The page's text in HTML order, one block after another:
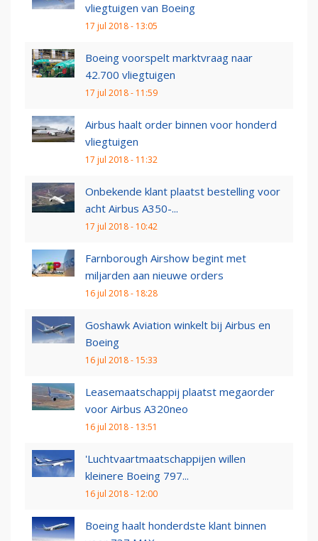
vliegtuigen van Boeing
17 jul 2018 - 13:05
Boeing voorspelt marktvraag naar
42.700 vliegtuigen
17 jul 2018 - 11:59
Airbus haalt order binnen voor honderd
vliegtuigen
17 jul 2018 - 11:32
Onbekende klant plaatst bestelling voor
acht Airbus A350-...
17 jul 2018 - 10:42
Farnborough Airshow begint met
miljarden aan nieuwe orders
16 jul 2018 - 18:28
Goshawk Aviation winkelt bij Airbus en
Boeing
16 jul 2018 - 15:33
Leasemaatschappij plaatst megaorder
voor Airbus A320neo
16 jul 2018 - 13:51
'Luchtvaartmaatschappijen willen
kleinere Boeing 797...
16 jul 2018 - 12:00
Boeing haalt honderdste klant binnen